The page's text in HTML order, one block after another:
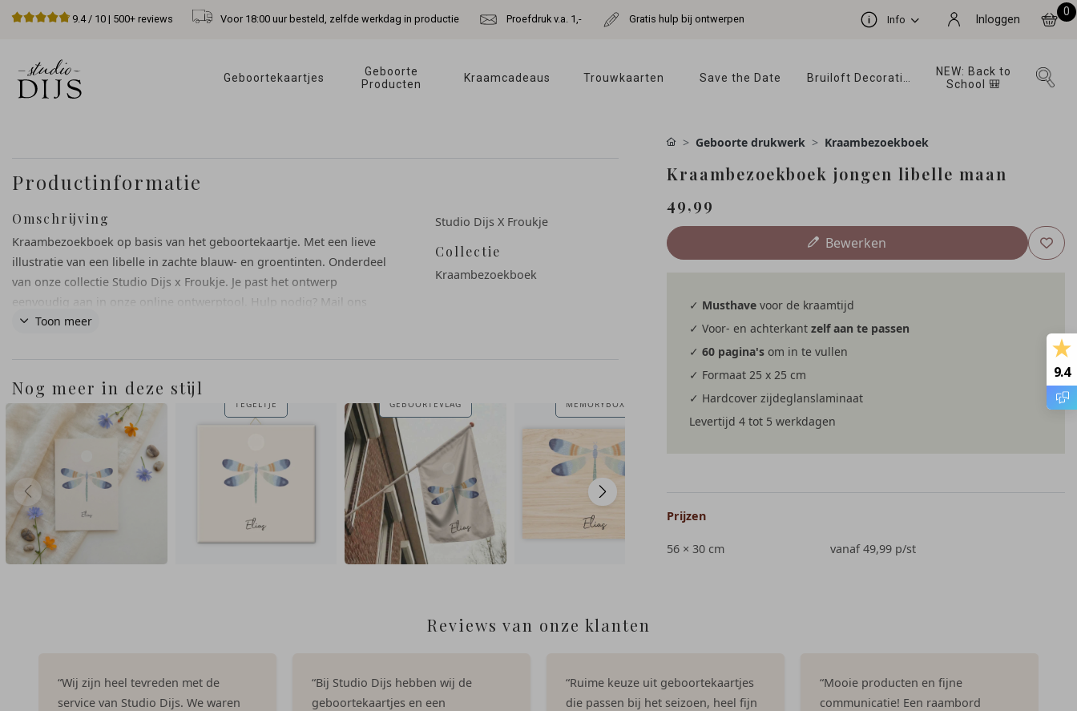
9.4/ 10 | 500+ reviews Voor 18:00 uur besteld, zelfde werkdag in productie Proefdruk v.a. 1,- Gratis hulp bij ontwerpen Info Inloggen
0
Geboortekaartjes
Geboorte
Producten
Kraamcadeaus Trouwkaarten Save the Date
NEW: Back to
School 🎒
Productinformatie
Omschrijving
Kraambezoekboek op basis van het geboortekaartje. Met een lieve
illustratie van een libelle in zachte blauw- en groentinten. Onderdeel
van onze collectie Studio Dijs x Froukje. Je past het ontwerp
eenvoudig aan in onze online ontwerptool. Hulp nodig? Mail ons
gerust, we helpen je graag.
Toon meer
Studio Dijs X Froukje
Collectie
Kraambezoekboek
Nog meer in deze stijl
TEGELTJE GEBOORTEVLAG MEMORYBOX POSTER
Geboorte drukwerk Kraambezoekboek
Kraambezoekboek jongen libelle maan
49,99
Bewerken
✓ Musthavevoor de kraamtijd
✓ Voor- en achterkant zelf aan te passen
✓ 60 pagina'som in te vullen
✓ Formaat 25 x 25 cm
✓ Hardcover zijdeglanslaminaat
Levertijd 4 tot 5 werkdagen
Prijzen
56 × 30 cm vanaf 49,99 p/st
9.4
Reviews van onze klanten
“Wij zijn heel tevreden met de
service van Studio Dijs. We waren
“Bij Studio Dijs hebben wij de
geboortekaartjes en een
“Ruime keuze uit geboortekaartjes
die passen bij het seizoen, heel fijn
“Mooie producten en fijne
communicatie! Een raambord